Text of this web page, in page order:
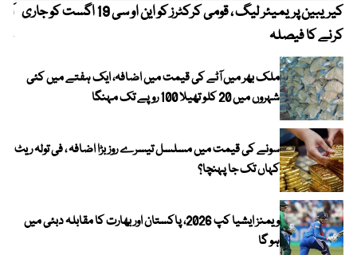
کیریبین پریمیئر لیگ ، قومی کرکٹرز کو این او سی 19 اگست کو جاری
کرنے کا فیصلہ
ملک بھر میں آٹے کی قیمت میں اضافہ، ایک ہفتے میں کئی
شہروں میں 20 کلو تھیلا 100 روپے تک مہنگا
سونے کی قیمت میں مسلسل تیسرے روز بڑا اضافہ ، فی تولہ ریٹ
کہاں تک جا پہنچا؟
ویمنز ایشیا کپ 2026، پاکستان اور بھارت کا مقابلہ دبئی میں
ہو گا